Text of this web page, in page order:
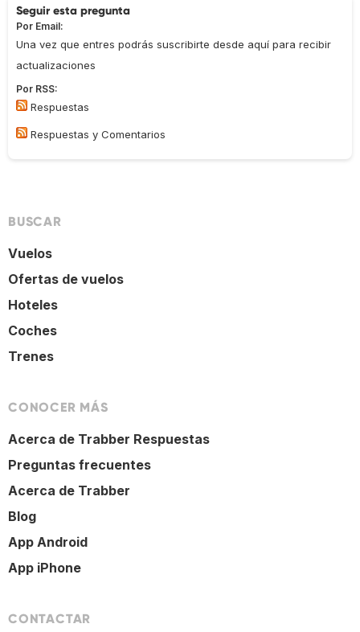
Seguir esta pregunta
Por Email:
Una vez que entres podrás suscribirte desde aquí para recibir
actualizaciones
Por RSS:
Respuestas
Respuestas y Comentarios
BUSCAR
Vuelos
Ofertas de vuelos
Hoteles
Coches
Trenes
CONOCER MÁS
Acerca de Trabber Respuestas
Preguntas frecuentes
Acerca de Trabber
Blog
App Android
App iPhone
CONTACTAR